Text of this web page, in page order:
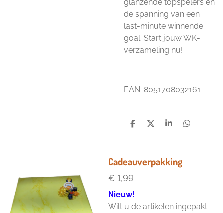
glanzende topspelers en
de spanning van een
last-minute winnende
goal. Start jouw WK-
verzameling nu!
EAN: 8051708032161
D
D
S
e
D
Cadeauverpakking
€ 1,99
Nieuw!
Wilt u de artikelen ingepakt